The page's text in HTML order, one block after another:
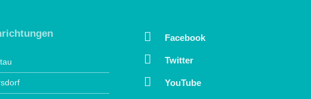
Facebook
Twitter
YouTube